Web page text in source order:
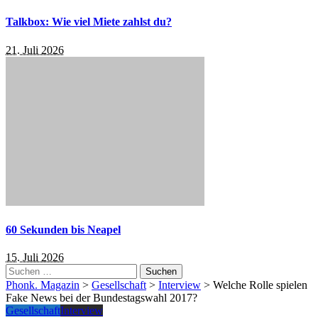
Talkbox: Wie viel Miete zahlst du?
21. Juli 2026
60 Sekunden bis Neapel
15. Juli 2026
Suchen
nach:
Phonk. Magazin > Gesellschaft > Interview > Welche Rolle spielen
Fake News bei der Bundestagswahl 2017?
GesellschaftInterview